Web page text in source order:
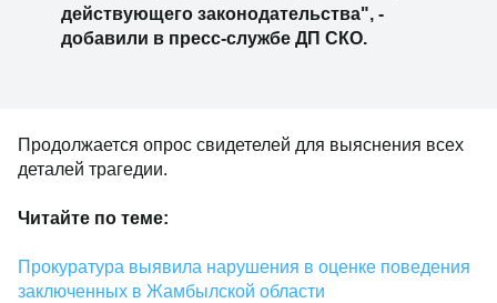
действующего законодательства", -
добавили в пресс-службе ДП СКО.
Продолжается опрос свидетелей для выяснения всех
деталей трагедии.
Читайте по теме:
Прокуратура выявила нарушения в оценке поведения
заключенных в Жамбылской области